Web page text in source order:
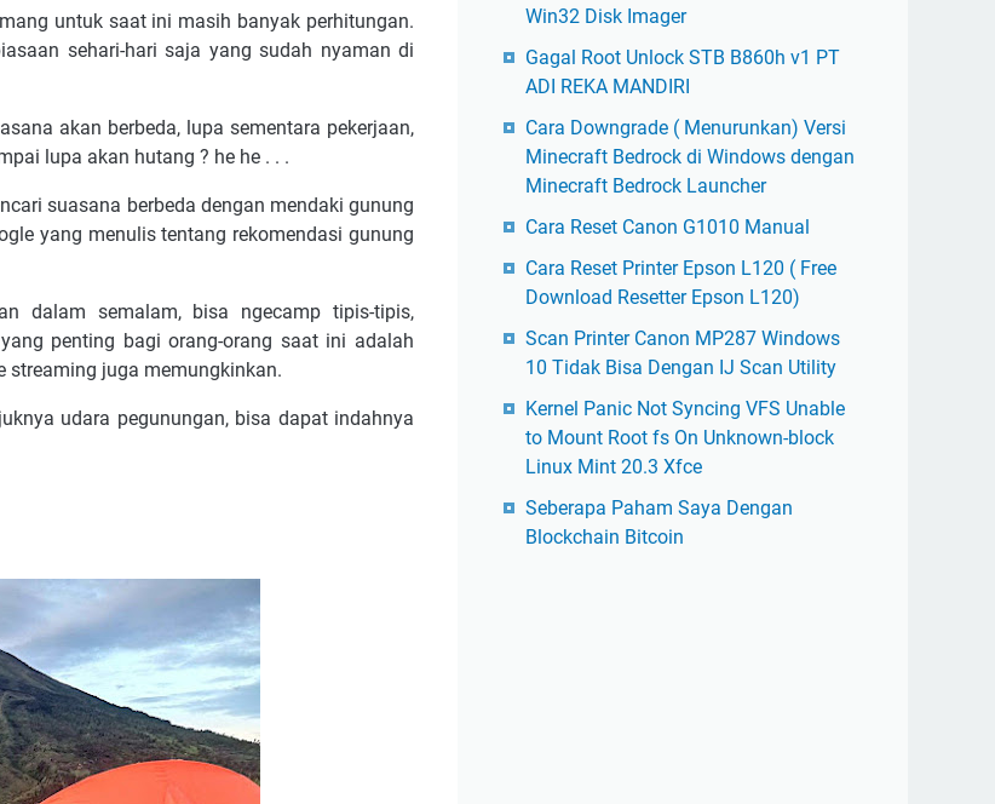
untuk saat ini masih banyak perhitungan.
sehari-hari saja yang sudah nyaman di
akan berbeda, lupa sementara pekerjaan,
lupa akan hutang ? he he . . .
suasana berbeda dengan mendaki gunung
yang menulis tentang rekomendasi gunung
dalam semalam, bisa ngecamp tipis-tipis,
penting bagi orang-orang saat ini adalah
streaming juga memungkinkan.
udara pegunungan, bisa dapat indahnya
Win32 Disk Imager
Gagal Root Unlock STB B860h v1 PT
ADI REKA MANDIRI
Cara Downgrade ( Menurunkan) Versi
Minecraft Bedrock di Windows dengan
Minecraft Bedrock Launcher
Cara Reset Canon G1010 Manual
Cara Reset Printer Epson L120 ( Free
Download Resetter Epson L120)
Scan Printer Canon MP287 Windows
10 Tidak Bisa Dengan IJ Scan Utility
Kernel Panic Not Syncing VFS Unable
to Mount Root fs On Unknown-block
Linux Mint 20.3 Xfce
Seberapa Paham Saya Dengan
Blockchain Bitcoin